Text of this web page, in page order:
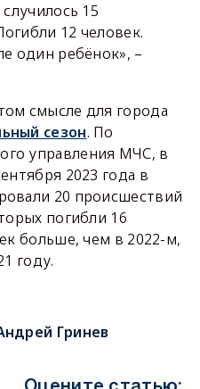
15
12 человек.
один ребёнок», –
смысле для города
сезон. По
управления МЧС, в
2023 года в
20 происшествий
погибли 16
больше, чем в 2022-м,
году.
Гринев